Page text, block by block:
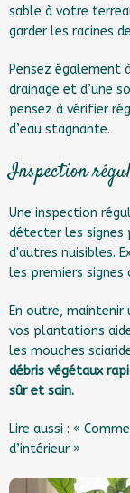
sable à votre
garder les racines
Pensez également
drainage et d’une
pensez à vérifier
d’eau stagnante.
Inspection
Une inspection
détecter les signes
d'autres nuisibles.
les premiers
En outre, maintenir
vos plantations
les mouches
débris végétaux
sûr et sain.
Lire aussi : «
d’intérieur »